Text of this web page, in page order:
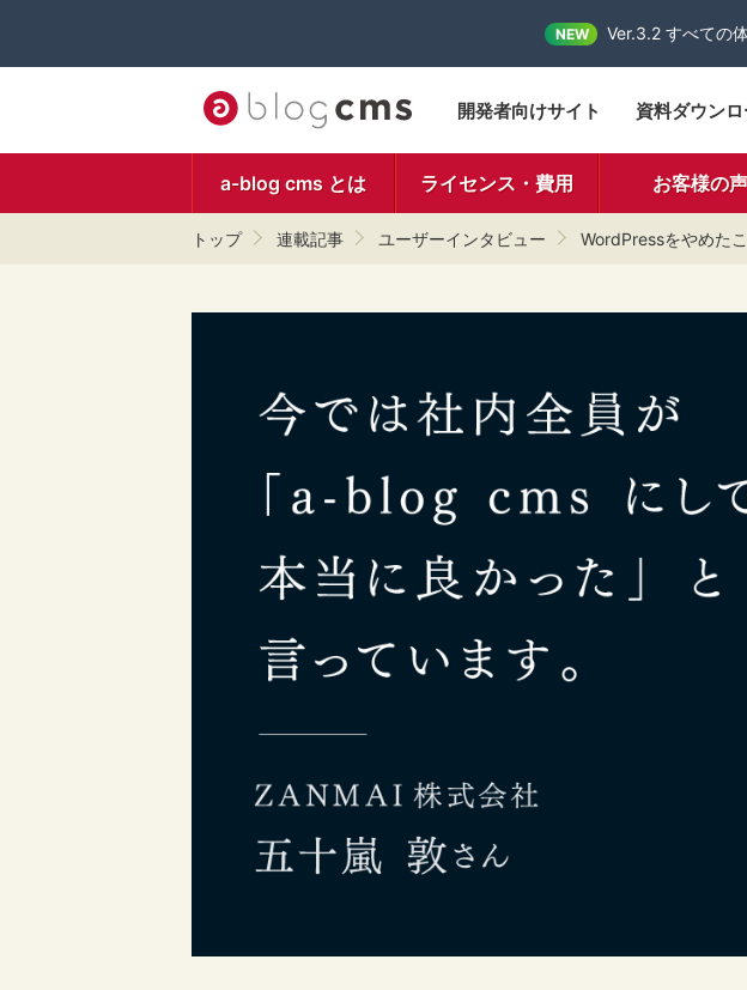
NEW Ver.3.2 すべての
開発者向けサイト 資料ダウン
a-blog cms とは ライセンス・費用 お客様の声
トップ 連載記事 ユーザーインタビュー WordPressをやめた